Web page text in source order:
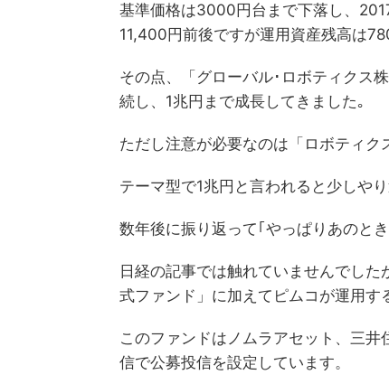
基準価格は3000円台まで下落し、
11,400円前後ですが運用資産残高は
その点、「グローバル･ロボティクス
続し、1兆円まで成長してきました｡
ただし注意が必要なのは「ロボティク
テーマ型で1兆円と言われると少しや
数年後に振り返って｢やっぱりあのと
日経の記事では触れていませんでし
式ファンド」に加えてピムコが運用す
このファンドはノムラアセット、三
信で公募投信を設定しています。